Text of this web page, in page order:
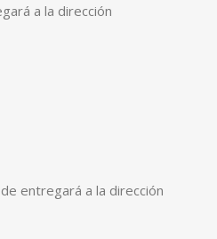
a la dirección
entregará a la dirección